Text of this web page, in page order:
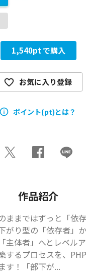
1,540pt で購入
お気に入り登録
ポイント(pt)とは？
作品紹介
ままではずっと「依
がり型の「依存者」
主体者」へとレベル
するプロセスを、
す！「部下が...